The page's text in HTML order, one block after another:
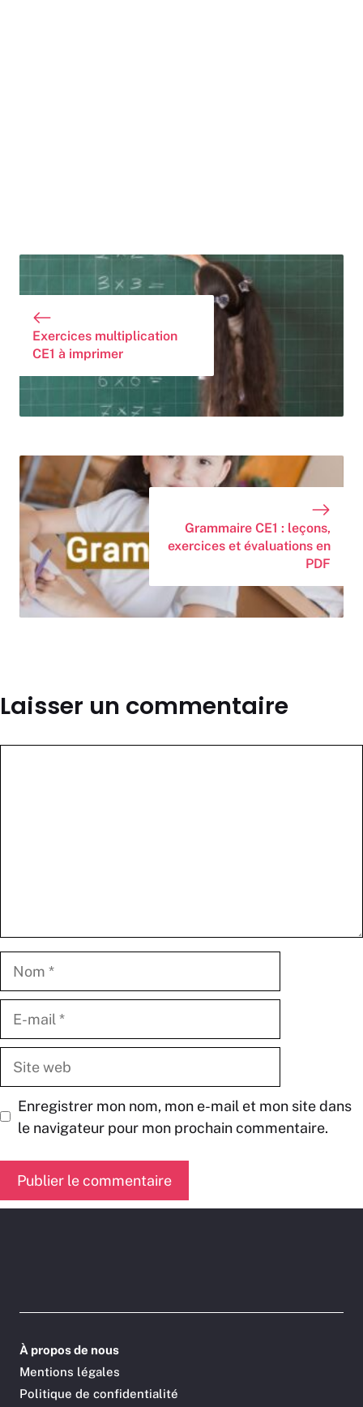
Exercices multiplication
CE1 à imprimer
Grammaire CE1 : leçons,
exercices et évaluations en
PDF
Laisser un commentaire
Enregistrer mon nom, mon e-mail et mon site dans
le navigateur pour mon prochain commentaire.
À propos de nous
Mentions légales
Politique de confidentialité